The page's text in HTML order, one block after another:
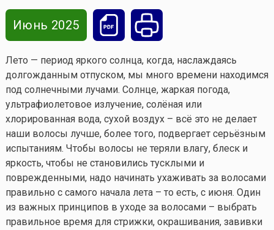
Июнь 2025
Лето — период яркого солнца, когда, наслаждаясь
долгожданным отпуском, мы много времени находимся
под солнечными лучами. Солнце, жаркая погода,
ультрафиолетовое излучение, солёная или
хлорированная вода, сухой воздух – всё это не делает
наши волосы лучше, более того, подвергает серьёзным
испытаниям. Чтобы волосы не теряли влагу, блеск и
яркость, чтобы не становились тусклыми и
поврежденными, надо начинать ухаживать за волосами
правильно с самого начала лета – то есть, с июня. Один
из важных принципов в уходе за волосами – выбрать
правильное время для стрижки, окрашивания, завивки